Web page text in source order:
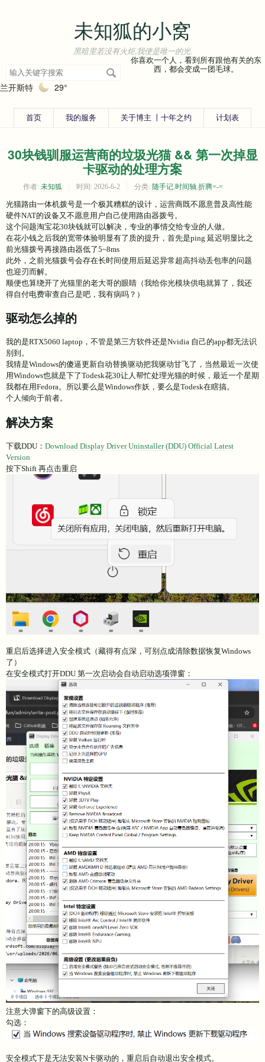
未知狐的小窝
黑暗里若没有火炬,我便是唯一的光.
搜
索
关
键
你喜欢一个人，看到所有跟他有关的东
西，都会变成一团毛球。
兰开斯特 29°
首页 我的服务 关于博主 丨十年之约 计划表
30块钱驯服运营商的垃圾光猫 && 第一次掉显
卡驱动的处理方案
作者: 未知狐 时间: 2026-6-2 分类: 随手记 时间轴 折腾=-=
光猫路由一体机拨号是一个极其糟糕的设计，运营商既不愿意普及高性能
硬件NAT的设备又不愿意用户自己使用路由器拨号。
这个问题淘宝花30块钱就可以解决，专业的事情交给专业的人做。
在花小钱之后我的宽带体验明显有了质的提升，首先是ping 延迟明显比之
前光猫拨号再接路由器低了5~8ms
此外，之前光猫拨号会存在长时间使用后延迟异常超高抖动丢包率的问题
也迎刃而解。
顺便也算绕开了光猫里的老大哥的眼睛（我给你光模块供电就算了，我还
得自付电费审查自己是吧，我有病吗？）
驱动怎么掉的
我的是RTX5060 laptop，不管是第三方软件还是Nvidia 自己的app都无法识
别到。
我猜是Windows的傻逼更新自动替换驱动把我驱动甘飞了，当然最近一次使
用Windows也就是下了Todesk花30让人帮忙处理光猫的时候，最近一个星期
我都在用Fedora。所以要么是Windows作妖，要么是Todesk在瞎搞。
个人倾向于前者。
解决方案
下载DDU： Download Display Driver Uninstaller (DDU) Official Latest
Version
按下Shift 再点击重启
重启后选择进入安全模式（藏得有点深，可别点成清除数据恢复Windows
了）
在安全模式打开DDU 第一次启动会自动启动选项弹窗：
注意大弹窗下的高级设置：
勾选：
安全模式下是无法安装N卡驱动的，重启后自动退出安全模式。